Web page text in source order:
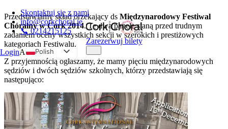
Skontaktuj się z nami
info@corkchoral.ie
📞 0214215125
LoginA
Polish
English
Bulgarian
Czech
Danish
German
Zarezerwuj bilety
Przedstawiamy skład orzekający ds Międzynarodowy Festiwal
Chóralny w Cork 2014. Te dwa panele staną przed trudnym
zadaniem oceny wszystkich sekcji w szerokich i prestiżowych
kategoriach Festiwalu.
Z przyjemnością ogłaszamy, że mamy pięciu międzynarodowych
sędziów i dwóch sędziów szkolnych, którzy przedstawiają się
następująco: